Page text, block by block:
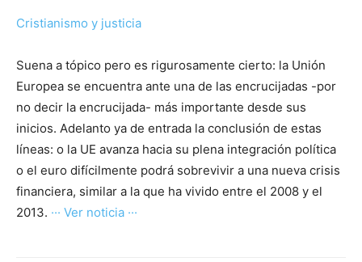
Cristianismo y justicia
Suena a tópico pero es rigurosamente cierto: la Unión
Europea se encuentra ante una de las encrucijadas -por
no decir la encrucijada- más importante desde sus
inicios. Adelanto ya de entrada la conclusión de estas
líneas: o la UE avanza hacia su plena integración política
o el euro difícilmente podrá sobrevivir a una nueva crisis
financiera, similar a la que ha vivido entre el 2008 y el
2013. ··· Ver noticia ···